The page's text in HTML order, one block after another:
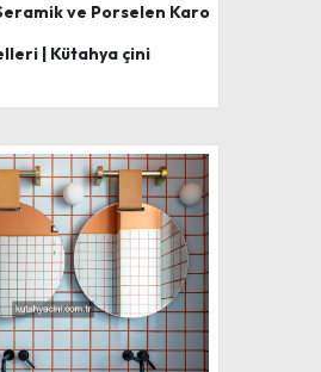
ve Porselen Karo
| Kütahya çini